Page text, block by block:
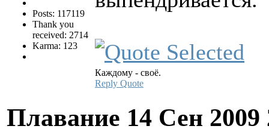
Posts: 117119
Thank you
received: 2714
Karma: 123
Каждому - своё.
Reply Quote
Плавание 14 Сен